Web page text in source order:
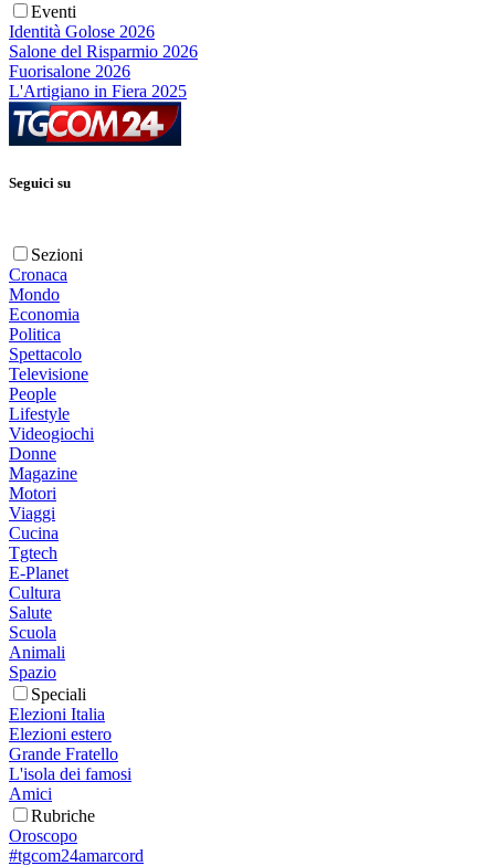
Eventi
Identità Golose 2026
Salone del Risparmio 2026
Fuorisalone 2026
L'Artigiano in Fiera 2025
Seguici su
Sezioni
Cronaca
Mondo
Economia
Politica
Spettacolo
Televisione
People
Lifestyle
Videogiochi
Donne
Magazine
Motori
Viaggi
Cucina
Tgtech
E-Planet
Cultura
Salute
Scuola
Animali
Spazio
Speciali
Elezioni Italia
Elezioni estero
Grande Fratello
L'isola dei famosi
Amici
Rubriche
Oroscopo
#tgcom24amarcord